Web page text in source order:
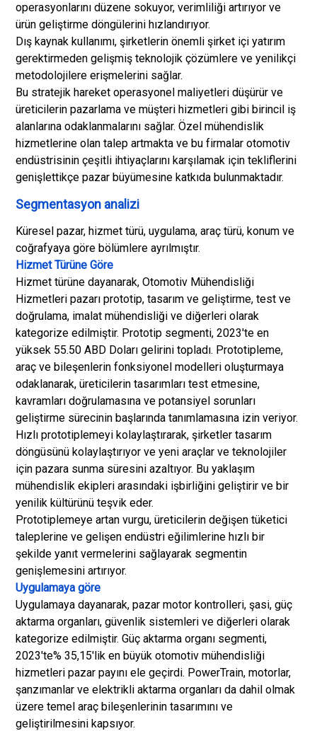
operasyonlarını düzene sokuyor, verimliliği artırıyor ve
ürün geliştirme döngülerini hızlandırıyor.
Dış kaynak kullanımı, şirketlerin önemli şirket içi yatırım
gerektirmeden gelişmiş teknolojik çözümlere ve yenilikçi
metodolojilere erişmelerini sağlar.
Bu stratejik hareket operasyonel maliyetleri düşürür ve
üreticilerin pazarlama ve müşteri hizmetleri gibi birincil iş
alanlarına odaklanmalarını sağlar. Özel mühendislik
hizmetlerine olan talep artmakta ve bu firmalar otomotiv
endüstrisinin çeşitli ihtiyaçlarını karşılamak için tekliflerini
genişlettikçe pazar büyümesine katkıda bulunmaktadır.
Segmentasyon analizi
Küresel pazar, hizmet türü, uygulama, araç türü, konum ve
coğrafyaya göre bölümlere ayrılmıştır.
Hizmet Türüne Göre
Hizmet türüne dayanarak, Otomotiv Mühendisliği
Hizmetleri pazarı prototip, tasarım ve geliştirme, test ve
doğrulama, imalat mühendisliği ve diğerleri olarak
kategorize edilmiştir. Prototip segmenti, 2023'te en
yüksek 55.50 ABD Doları gelirini topladı. Prototipleme,
araç ve bileşenlerin fonksiyonel modelleri oluşturmaya
odaklanarak, üreticilerin tasarımları test etmesine,
kavramları doğrulamasına ve potansiyel sorunları
geliştirme sürecinin başlarında tanımlamasına izin veriyor.
Hızlı prototiplemeyi kolaylaştırarak, şirketler tasarım
döngüsünü kolaylaştırıyor ve yeni araçlar ve teknolojiler
için pazara sunma süresini azaltıyor. Bu yaklaşım
mühendislik ekipleri arasındaki işbirliğini geliştirir ve bir
yenilik kültürünü teşvik eder.
Prototiplemeye artan vurgu, üreticilerin değişen tüketici
taleplerine ve gelişen endüstri eğilimlerine hızlı bir
şekilde yanıt vermelerini sağlayarak segmentin
genişlemesini artırıyor.
Uygulamaya göre
Uygulamaya dayanarak, pazar motor kontrolleri, şasi, güç
aktarma organları, güvenlik sistemleri ve diğerleri olarak
kategorize edilmiştir. Güç aktarma organı segmenti,
2023'te% 35,15'lik en büyük otomotiv mühendisliği
hizmetleri pazar payını ele geçirdi. PowerTrain, motorlar,
şanzımanlar ve elektrikli aktarma organları da dahil olmak
üzere temel araç bileşenlerinin tasarımını ve
geliştirilmesini kapsıyor.